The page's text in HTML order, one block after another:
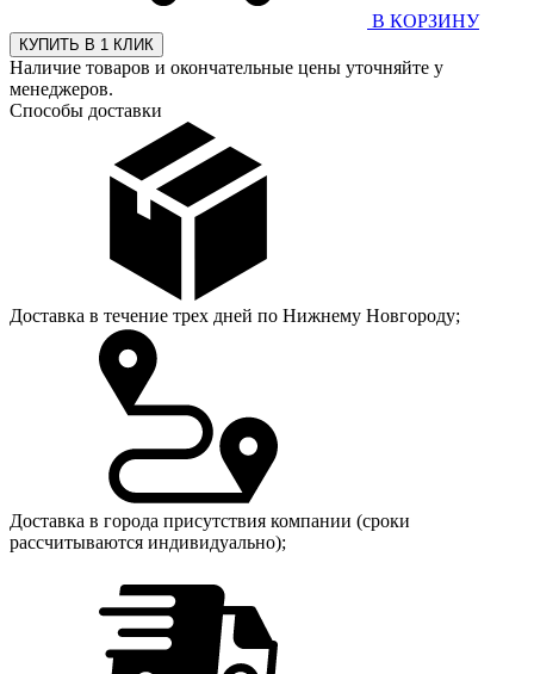
В КОРЗИНУ
КУПИТЬ В 1 КЛИК
Наличие товаров и окончательные цены уточняйте у
менеджеров.
Способы доставки
Доставка в течение трех дней по Нижнему Новгороду;
Доставка в города присутствия компании (сроки
рассчитываются индивидуально);